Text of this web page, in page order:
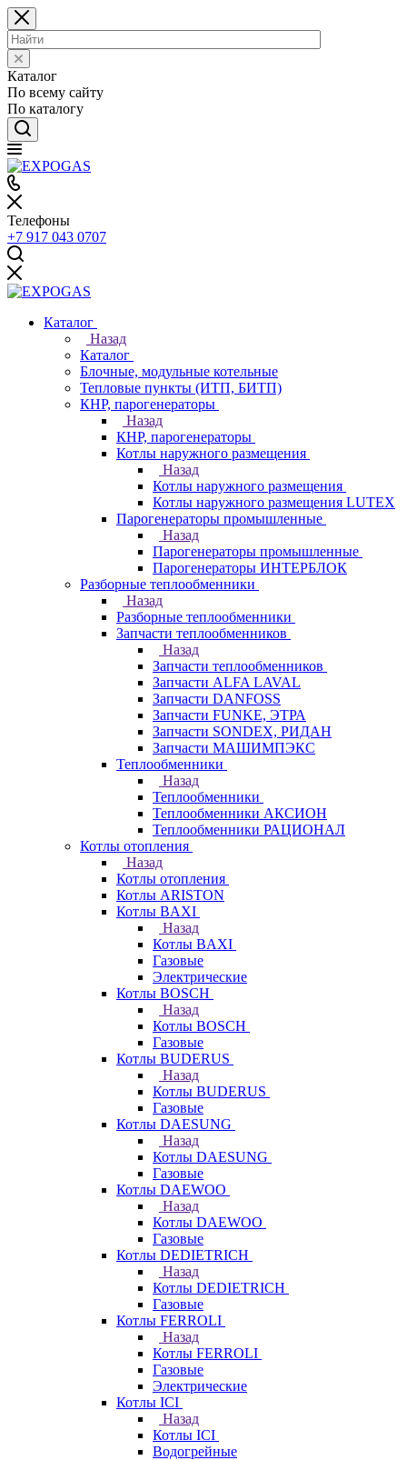
Каталог
По всему сайту
По каталогу
Телефоны
+7 917 043 0707
Каталог
Назад
Каталог
Блочные, модульные котельные
Тепловые пункты (ИТП, БИТП)
КНР, парогенераторы
Назад
КНР, парогенераторы
Котлы наружного размещения
Назад
Котлы наружного размещения
Котлы наружного размещения LUTEX
Парогенераторы промышленные
Назад
Парогенераторы промышленные
Парогенераторы ИНТЕРБЛОК
Разборные теплообменники
Назад
Разборные теплообменники
Запчасти теплообменников
Назад
Запчасти теплообменников
Запчасти ALFA LAVAL
Запчасти DANFOSS
Запчасти FUNKE, ЭТРА
Запчасти SONDEX, РИДАН
Запчасти МАШИМПЭКС
Теплообменники
Назад
Теплообменники
Теплообменники АКСИОН
Теплообменники РАЦИОНАЛ
Котлы отопления
Назад
Котлы отопления
Котлы ARISTON
Котлы BAXI
Назад
Котлы BAXI
Газовые
Электрические
Котлы BOSCH
Назад
Котлы BOSCH
Газовые
Котлы BUDERUS
Назад
Котлы BUDERUS
Газовые
Котлы DAESUNG
Назад
Котлы DAESUNG
Газовые
Котлы DAEWOO
Назад
Котлы DAEWOO
Газовые
Котлы DEDIETRICH
Назад
Котлы DEDIETRICH
Газовые
Котлы FERROLI
Назад
Котлы FERROLI
Газовые
Электрические
Котлы ICI
Назад
Котлы ICI
Водогрейные